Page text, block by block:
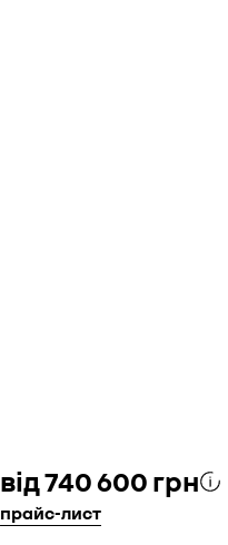
від 740 600 грн
прайс-лист